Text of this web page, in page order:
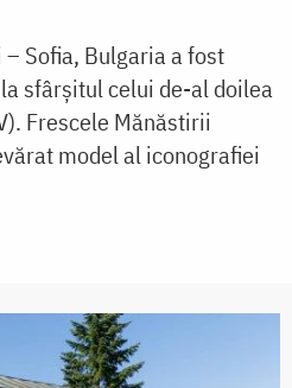
Sofia, Bulgaria a fost
sfârșitul celui de-al doilea
Frescele Mănăstirii
model al iconografiei